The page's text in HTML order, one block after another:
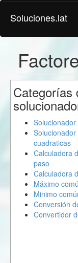
Soluciones.lat
Categorías
cuadraticas
Calculadora
paso
Calculadora
Máximo
Minimo
Conversión
Convertidor